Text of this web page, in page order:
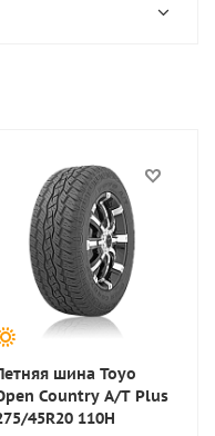
шина Toyo
Country A/T Plus
45R20 110H